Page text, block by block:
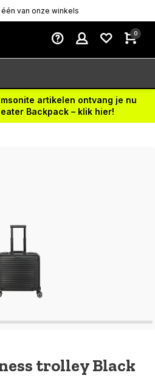
van onze winkels
0
artikelen ontvang je nu
Backpack – klik hier!
trolley Black